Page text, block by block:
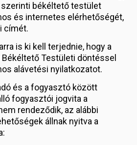
békéltető testület
és internetes elérhetőségét,
címét.
is ki kell terjednie, hogy a
Testületi döntéssel
alávetési nyilatkozatot.
és a fogyasztó között
fogyasztói jogvita a
rendeződik, az alábbi
állnak nyitva a